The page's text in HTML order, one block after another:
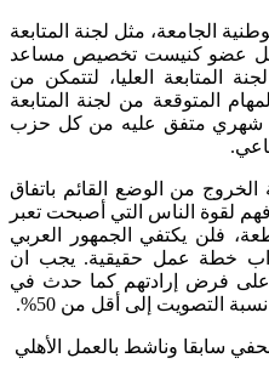
الجامعة، مثل لجنة المتابعة
كل عضو كنيست تخصيص مساعد
المتابعة العليا، لتتمكن من
المتوقعة من لجنة المتابعة
شهري متفق عليه من كل حزب
من الوضع القائم باتفاق
لقوة الناس التي أصبحت تعبر
فلن يكتفي الجمهور العربي
خطة عمل حقيقية. يجب ان
على فرض إرادتهم كما حدث في
سابقا وناشط بالعمل الأهلي